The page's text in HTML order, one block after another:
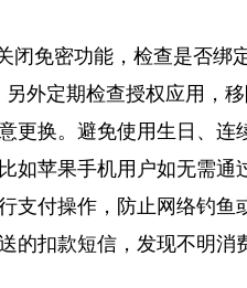
免密功能，检查是否绑
外定期检查授权应用，
更换。避免使用生日、
如苹果手机用户如无需
支付操作，防止网络钓
的扣款短信，发现不明